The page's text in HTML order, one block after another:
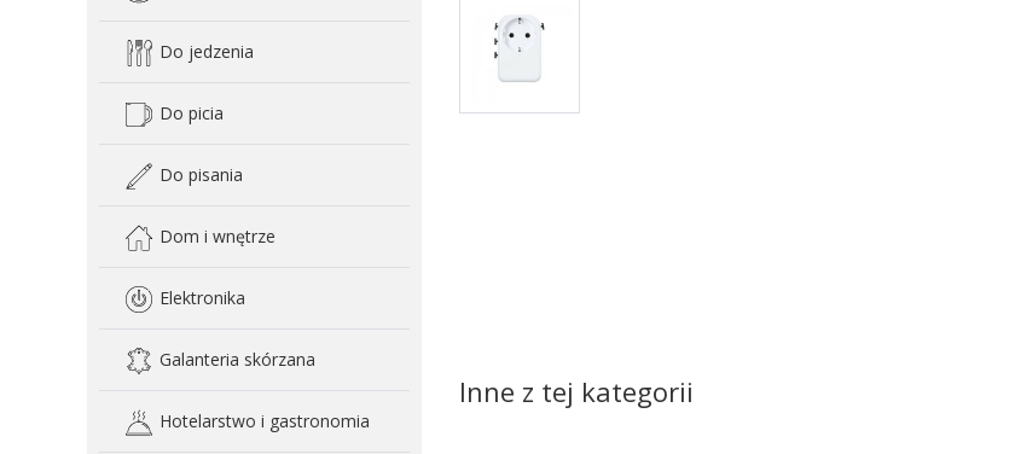
Do jedzenia
Do picia
Do pisania
Dom i wnętrze
Elektronika
Galanteria skórzana
Hotelarstwo i gastronomia
Inne z tej kategorii